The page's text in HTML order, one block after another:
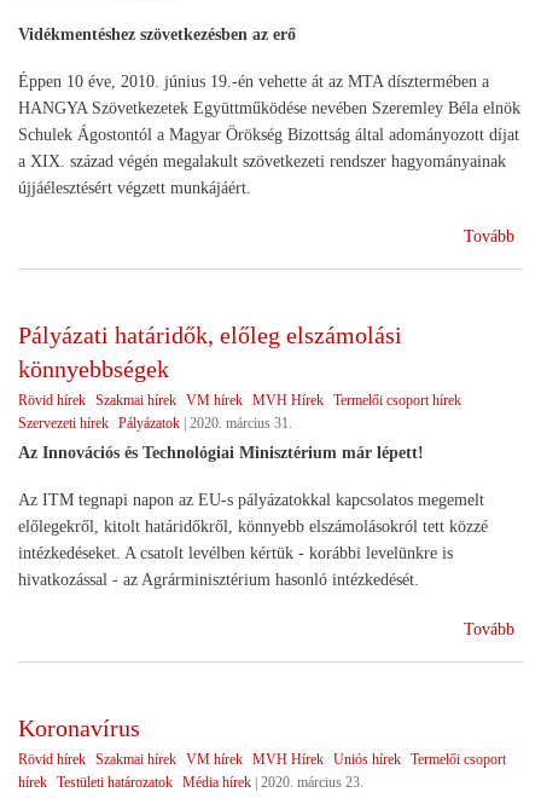
Vidékmentéshez szövetkezésben az erő
Éppen 10 éve, 2010. június 19.-én vehette át az MTA dísztermében a
HANGYA Szövetkezetek Együttműködése nevében Szeremley Béla elnök
Schulek Ágostontól a Magyar Örökség Bizottság által adományozott díjat
a XIX. század végén megalakult szövetkezeti rendszer hagyományainak
újjáélesztésért végzett munkájáért.
Tovább
Pályázati határidők, előleg elszámolási
könnyebbségek
Rövid hírek Szakmai hírek VM hírek MVH Hírek Termelői csoport hírek
Szervezeti hírek Pályázatok 2020. március 31.
Az Innovációs és Technológiai Minisztérium már lépett!
Az ITM tegnapi napon az EU-s pályázatokkal kapcsolatos megemelt
előlegekről, kitolt határidőkről, könnyebb elszámolásokról tett közzé
intézkedéseket. A csatolt levélben kértük - korábbi levelünkre is
hivatkozással - az Agrárminisztérium hasonló intézkedését.
Tovább
Koronavírus
Rövid hírek Szakmai hírek VM hírek MVH Hírek Uniós hírek Termelői csoport
hírek Testületi határozatok Média hírek 2020. március 23.